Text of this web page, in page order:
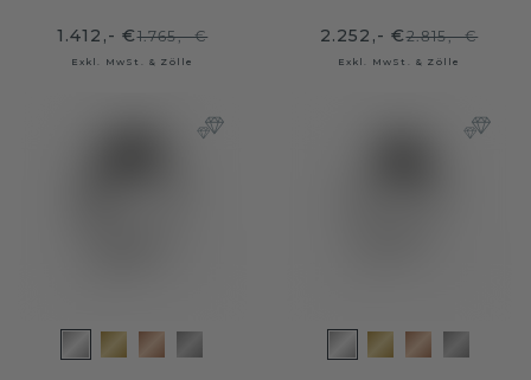
1.412,- €1.765,- €
Exkl. MwSt. & Zölle
2.252,- €2.815,- €
Exkl. MwSt. & Zölle